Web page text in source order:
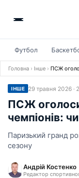
Футбол
Головна › Інше › ПСЖ
ІНШЕ 29 травня 2026 ·
ПСЖ
чемпіонів:
Паризький гранд
сезону
Андрій Костенко
Редактор